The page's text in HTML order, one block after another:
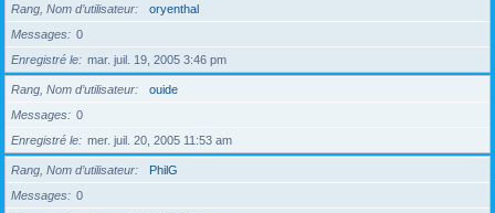
Rang, Nom d’utilisateur
oryenthal
Messages
0
Enregistré le
mar. juil. 19, 2005 3:46 pm
Rang, Nom d’utilisateur
ouide
Messages
0
Enregistré le
mer. juil. 20, 2005 11:53 am
Rang, Nom d’utilisateur
PhilG
Messages
0